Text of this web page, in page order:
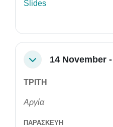
Slides
Collapse14 November
ΤΡΙΤΗ
Αργία
ΠΑΡΑΣΚΕΥΗ